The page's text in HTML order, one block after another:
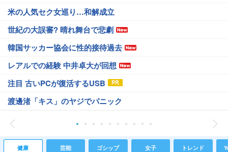
米の人気セク女巡り…和解成立
世紀の大誤審? 晴れ舞台で悲劇
韓国サッカー協会に性的接待過去
レアルでの経験 中井卓大が回想
注目 古いPCが復活するUSB
渡邊渚「キス」のヤジでパニック
健康 芸能 ゴシップ 女子 トレンド